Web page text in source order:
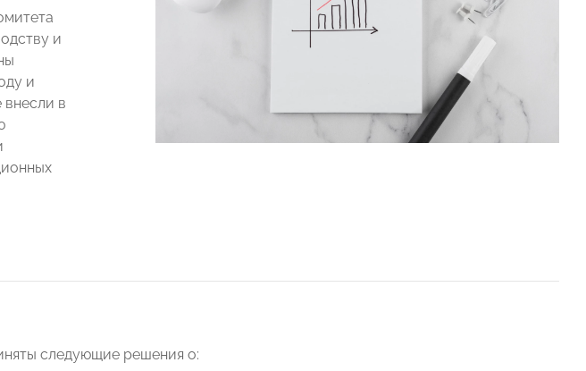
и
и
в
следующие решения о: